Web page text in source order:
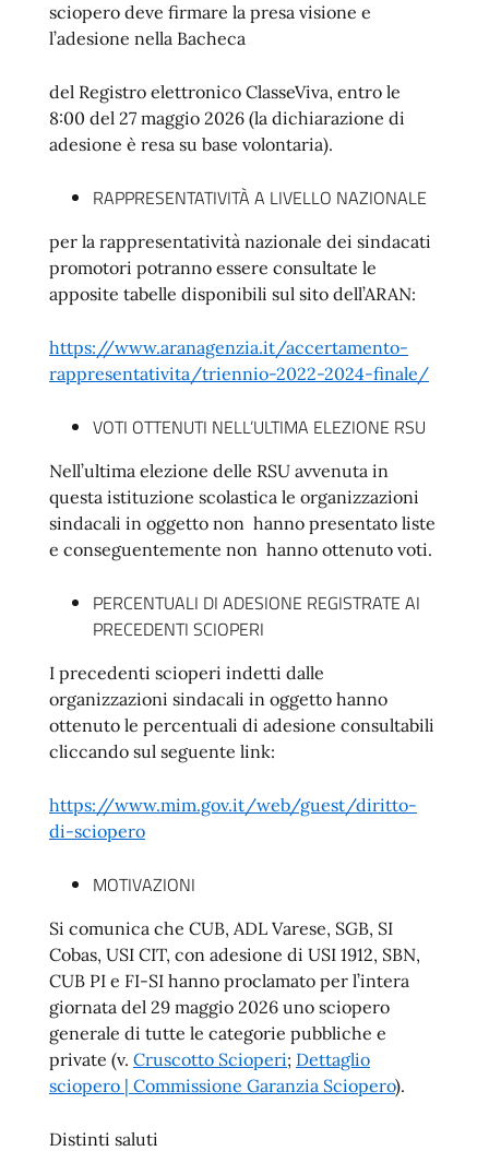
sciopero deve firmare la presa visione e
l’adesione nella Bacheca
del Registro elettronico ClasseViva, entro le
8:00 del 27 maggio 2026 (la dichiarazione di
adesione è resa su base volontaria).
RAPPRESENTATIVITÀ A LIVELLO NAZIONALE
per la rappresentatività nazionale dei sindacati
promotori potranno essere consultate le
apposite tabelle disponibili sul sito dell’ARAN:
https://www.aranagenzia.it/accertamento-
rappresentativita/triennio-2022-2024-finale/
VOTI OTTENUTI NELL’ULTIMA ELEZIONE RSU
Nell’ultima elezione delle RSU avvenuta in
questa istituzione scolastica le organizzazioni
sindacali in oggetto non hanno presentato liste
e conseguentemente non hanno ottenuto voti.
PERCENTUALI DI ADESIONE REGISTRATE AI
PRECEDENTI SCIOPERI
I precedenti scioperi indetti dalle
organizzazioni sindacali in oggetto hanno
ottenuto le percentuali di adesione consultabili
cliccando sul seguente link:
https://www.mim.gov.it/web/guest/diritto-
di-sciopero
MOTIVAZIONI
Si comunica che CUB, ADL Varese, SGB, SI
Cobas, USI CIT, con adesione di USI 1912, SBN,
CUB PI e FI-SI hanno proclamato per l’intera
giornata del 29 maggio 2026 uno sciopero
generale di tutte le categorie pubbliche e
private (v. Cruscotto Scioperi; Dettaglio
sciopero | Commissione Garanzia Sciopero).
Distinti saluti